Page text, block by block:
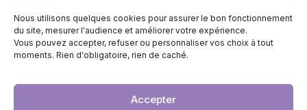
Nous utilisons quelques cookies pour assurer le bon fonctionnement
du site, mesurer l'audience et améliorer votre expérience.
Vous pouvez accepter, refuser ou personnaliser vos choix à tout
moments. Rien d'obligatoire, rien de caché.
Accepter
Ma sélection
Mes séances favorites